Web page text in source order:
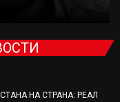
НА СТРАНА: РЕАЛ